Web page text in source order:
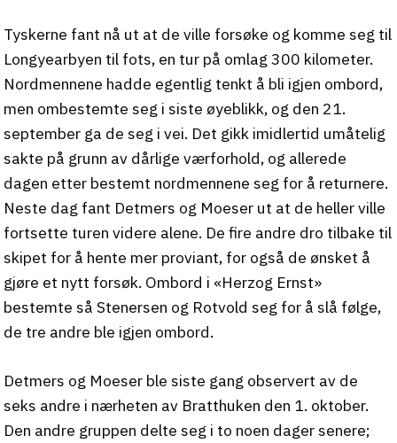
Tyskerne fant nå ut at de ville forsøke og komme seg til
Longyearbyen til fots, en tur på omlag 300 kilometer.
Nordmennene hadde egentlig tenkt å bli igjen ombord,
men ombestemte seg i siste øyeblikk, og den 21.
september ga de seg i vei. Det gikk imidlertid umåtelig
sakte på grunn av dårlige værforhold, og allerede
dagen etter bestemt nordmennene seg for å returnere.
Neste dag fant Detmers og Moeser ut at de heller ville
fortsette turen videre alene. De fire andre dro tilbake til
skipet for å hente mer proviant, for også de ønsket å
gjøre et nytt forsøk. Ombord i «Herzog Ernst»
bestemte så Stenersen og Rotvold seg for å slå følge,
de tre andre ble igjen ombord.
Detmers og Moeser ble siste gang observert av de
seks andre i nærheten av Bratthuken den 1. oktober.
Den andre gruppen delte seg i to noen dager senere;